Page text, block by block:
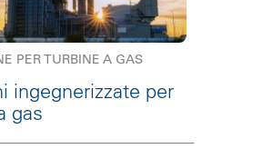
PER TURBINE A GAS
ingegnerizzate per
gas